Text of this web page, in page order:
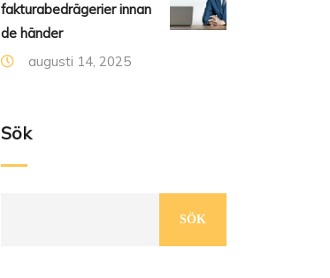
fakturabedrägerier innan
de händer
augusti 14, 2025
Sök
SÖK